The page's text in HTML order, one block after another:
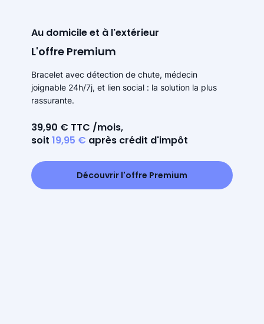
Au domicile et à l'extérieur
L'offre Premium
Bracelet avec détection de chute, médecin
joignable 24h/7j, et lien social : la solution la plus
rassurante.
39,90 € TTC /mois,
soit 19,95 € après crédit d'impôt
Découvrir l'offre Premium